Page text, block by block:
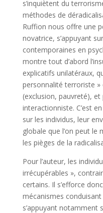
s’inquiètent du
méthodes de
Ruffion nous offre une
novatrice, s’appuyant
contemporaines en
montre tout d’abord
explicatifs unilatéraux,
personnalité terroriste
(exclusion, pauvreté),
interactionniste. C’est
sur les individus, leur
globale que l’on peut
les pièges de la
Pour l’auteur, les
irrécupérables »,
certains. Il s’efforce
mécanismes
s’appuyant notamment